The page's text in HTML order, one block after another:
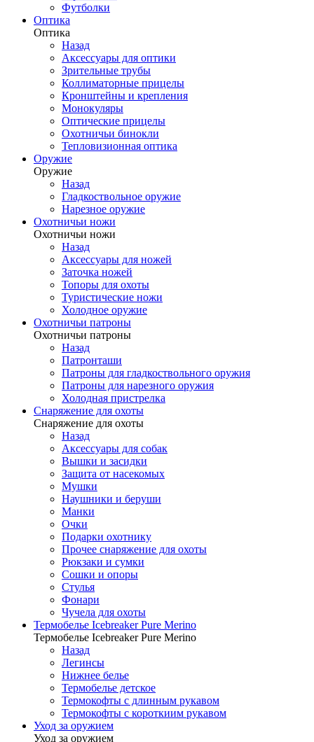
Футболки
Оптика
Оптика
Назад
Аксессуары для оптики
Зрительные трубы
Коллиматорные прицелы
Кронштейны и крепления
Монокуляры
Оптические прицелы
Охотничьи бинокли
Тепловизионная оптика
Оружие
Оружие
Назад
Гладкоствольное оружие
Нарезное оружие
Охотничьи ножи
Охотничьи ножи
Назад
Аксессуары для ножей
Заточка ножей
Топоры для охоты
Туристические ножи
Холодное оружие
Охотничьи патроны
Охотничьи патроны
Назад
Патронташи
Патроны для гладкоствольного оружия
Патроны для нарезного оружия
Холодная пристрелка
Снаряжение для охоты
Снаряжение для охоты
Назад
Аксессуары для собак
Вышки и засидки
Защита от насекомых
Мушки
Наушники и беруши
Манки
Очки
Подарки охотнику
Прочее снаряжение для охоты
Рюкзаки и сумки
Сошки и опоры
Стулья
Фонари
Чучела для охоты
Термобелье Icebreaker Pure Merino
Термобелье Icebreaker Pure Merino
Назад
Легинсы
Нижнее белье
Термобелье детское
Термокофты с длинным рукавом
Термокофты с короткиим рукавом
Уход за оружием
Уход за оружием